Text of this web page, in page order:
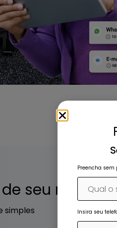
seu negócio
simples
Preencha sem
Insira seu